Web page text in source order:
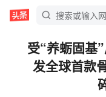
受“养蛎固基
发全球首款